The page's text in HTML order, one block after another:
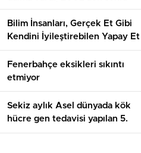
KKKA ortaya çıktı”
Bilim İnsanları, Gerçek Et Gibi
Kendini İyileştirebilen Yapay Et
Dokusu Üretti
Fenerbahçe eksikleri sıkıntı
etmiyor
Sekiz aylık Asel dünyada kök
hücre gen tedavisi yapılan 5.
bebek oldu: Kızımın tedavisi